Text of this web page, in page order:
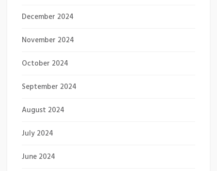
December 2024
November 2024
October 2024
September 2024
August 2024
July 2024
June 2024